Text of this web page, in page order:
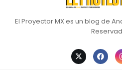
El Proyector MX es un blog de